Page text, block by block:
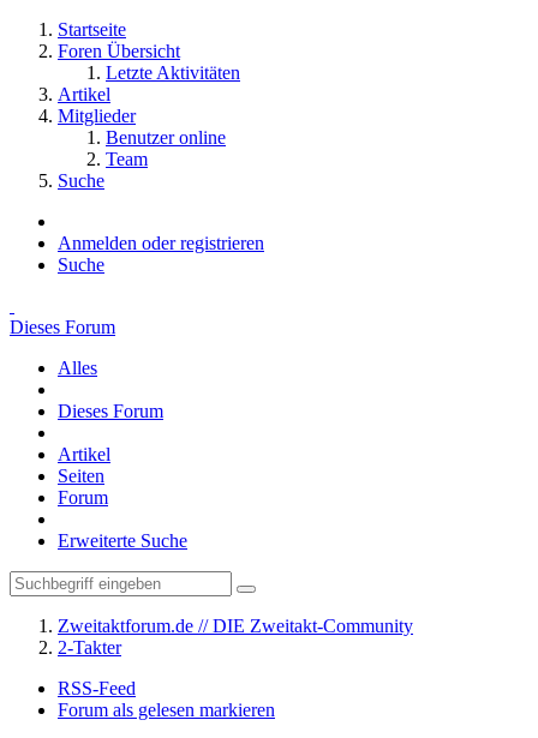
Startseite
Foren Übersicht
Letzte Aktivitäten
Artikel
Mitglieder
Benutzer online
Team
Suche
Anmelden oder registrieren
Suche
Dieses Forum
Alles
Dieses Forum
Artikel
Seiten
Forum
Erweiterte Suche
Zweitaktforum.de // DIE Zweitakt-Community
2-Takter
RSS-Feed
Forum als gelesen markieren